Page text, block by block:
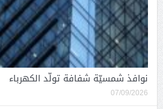
نوافذ شمسيّة شفافة تولّد الكهرباء
07/09/2026